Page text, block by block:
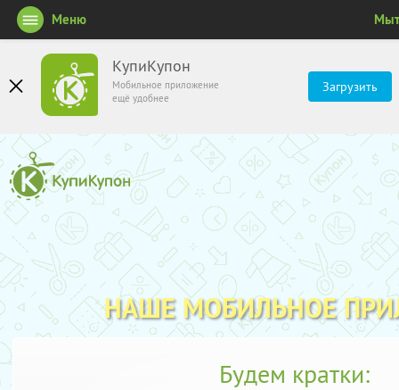
КупиКупон
Мобильное приложение
ещё удобнее
Загрузить
Меню
НАШЕ МОБИЛЬНОЕ
Будем кратки: